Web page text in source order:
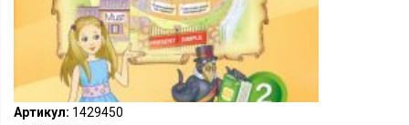
Артикул: 1429450